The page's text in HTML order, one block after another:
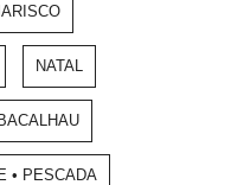
NATAL
• PESCADA